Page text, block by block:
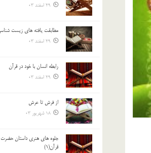
29 اسفند 03
مطابقت یافته های زیست
29 اسفند 03
رابطه انسان با خود در قرآن
29 اسفند 03
از فرش تا عرش
18 شهریور 03
جلوه هاي هنري داستان حضرت
قرآن(1)